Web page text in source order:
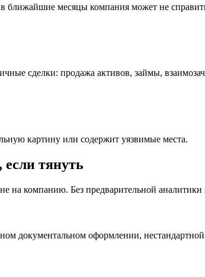
ближайшие месяцы компания может не
сделки: продажа активов, займы,
картину или содержит уязвимые места.
тянуть
на компанию. Без предварительной
документальном оформлении,